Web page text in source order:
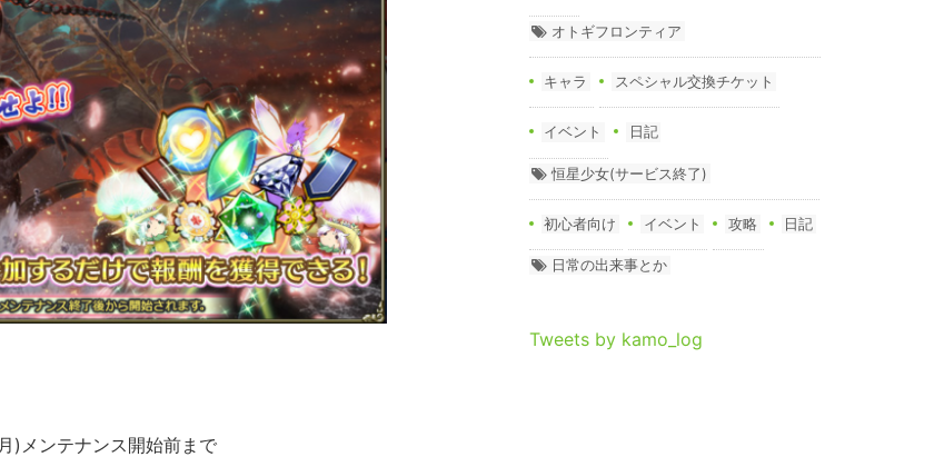
)メンテナンス開始前まで
オトギフロンティア
キャラ スペシャル交換チケット
イベント 日記
恒星少女(サービス終了)
初心者向け イベント 攻略 日記
日常の出来事とか
Tweets by kamo_log